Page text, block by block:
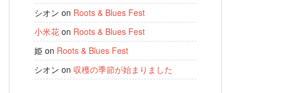
シオン on Roots & Blues Fest
小米花 on Roots & Blues Fest
姫 on Roots & Blues Fest
シオン on 収穫の季節が始まりました